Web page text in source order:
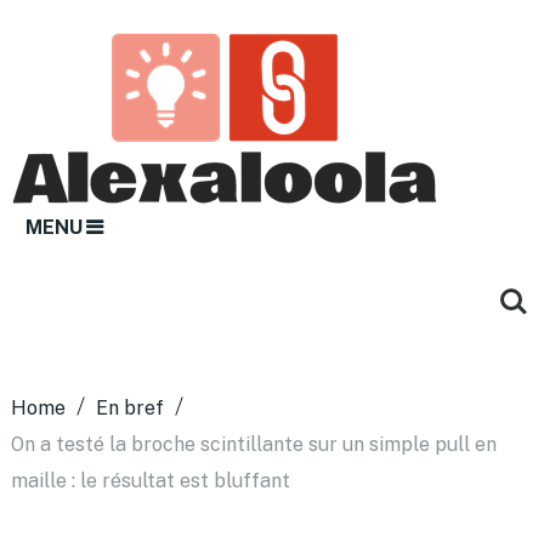
MENU
Home
En bref
On a testé la broche scintillante sur un simple pull en
maille : le résultat est bluffant